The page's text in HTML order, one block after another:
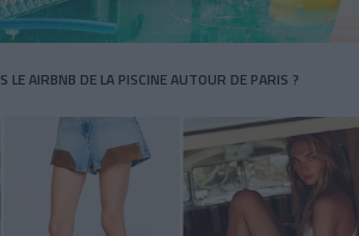
LE AIRBNB DE LA PISCINE AUTOUR DE PARIS ?